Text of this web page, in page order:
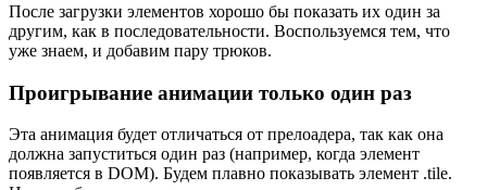
После загрузки элементов хорошо бы показать их один за
другим, как в последовательности. Воспользуемся тем, что
уже знаем, и добавим пару трюков.
Проигрывание анимации только один раз
Эта анимация будет отличаться от прелоадера, так как она
должна запуститься один раз (например, когда элемент
появляется в DOM). Будем плавно показывать элемент .tile.